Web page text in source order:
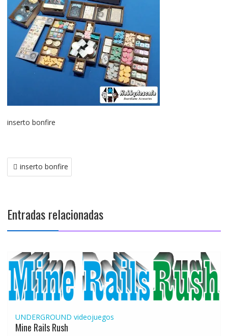
inserto bonfire
Navegación
de
inserto bonfire
Entradas relacionadas
UNDERGROUND videojuegos
Mine Rails Rush